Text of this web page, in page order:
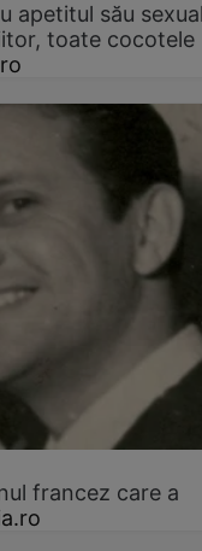
apetitul său
toate cocotele
francez care a